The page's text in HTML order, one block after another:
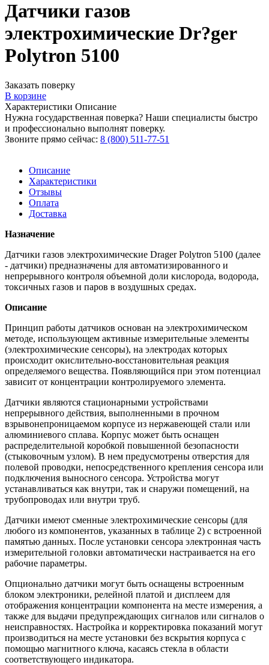
Датчики газов
электрохимические Dr?ger
Polytron 5100
Заказать поверку
В корзине
Характеристики Описание
Нужна государственная поверка? Наши специалисты быстро
и профессионально выполнят поверку.
Звоните прямо сейчас: 8 (800) 511-77-51
Описание
Характеристики
Отзывы
Оплата
Доставка
Назначение
Датчики газов электрохимические Drager Polytron 5100 (далее
- датчики) предназначены для автоматизированного и
непрерывного контроля объемной доли кислорода, водорода,
токсичных газов и паров в воздушных средах.
Описание
Принцип работы датчиков основан на электрохимическом
методе, использующем активные измерительные элементы
(электрохимические сенсоры), на электродах которых
происходит окислительно-восстановительная реакция
определяемого вещества. Появляющийся при этом потенциал
зависит от концентрации контролируемого элемента.
Датчики являются стационарными устройствами
непрерывного действия, выполненными в прочном
взрывонепроницаемом корпусе из нержавеющей стали или
алюминиевого сплава. Корпус может быть оснащен
распределительной коробкой повышенной безопасности
(стыковочным узлом). В нем предусмотрены отверстия для
полевой проводки, непосредственного крепления сенсора или
подключения выносного сенсора. Устройства могут
устанавливаться как внутри, так и снаружи помещений, на
трубопроводах или внутри труб.
Датчики имеют сменные электрохимические сенсоры (для
любого из компонентов, указанных в таблице 2) с встроенной
памятью данных. После установки сенсора электронная часть
измерительной головки автоматически настраивается на его
рабочие параметры.
Опционально датчики могут быть оснащены встроенным
блоком электроники, релейной платой и дисплеем для
отображения концентрации компонента на месте измерения, а
также для выдачи предупреждающих сигналов или сигналов о
неисправностях. Настройка и корректировка показаний могут
производиться на месте установки без вскрытия корпуса с
помощью магнитного ключа, касаясь стекла в области
соответствующего индикатора.